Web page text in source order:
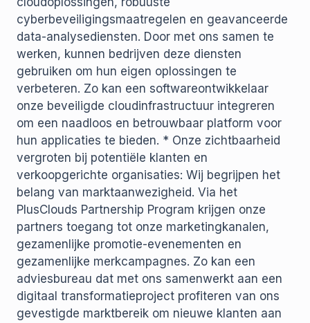
cyberbeveiligingsmaatregelen en geavanceerde
data-analysediensten. Door met ons samen te
werken, kunnen bedrijven deze diensten
gebruiken om hun eigen oplossingen te
verbeteren. Zo kan een softwareontwikkelaar
onze beveiligde cloudinfrastructuur integreren
om een ​​naadloos en betrouwbaar platform voor
hun applicaties te bieden. * Onze zichtbaarheid
vergroten bij potentiële klanten en
verkoopgerichte organisaties: Wij begrijpen het
belang van marktaanwezigheid. Via het
PlusClouds Partnership Program krijgen onze
partners toegang tot onze marketingkanalen,
gezamenlijke promotie-evenementen en
gezamenlijke merkcampagnes. Zo kan een
adviesbureau dat met ons samenwerkt aan een
digitaal transformatieproject profiteren van ons
gevestigde marktbereik om nieuwe klanten aan